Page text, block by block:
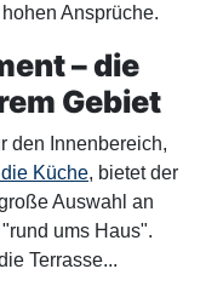
Ansprüche.
– die
Gebiet
den Innenbereich,
Küche, bietet der
Auswahl an
ums Haus".
Terrasse...